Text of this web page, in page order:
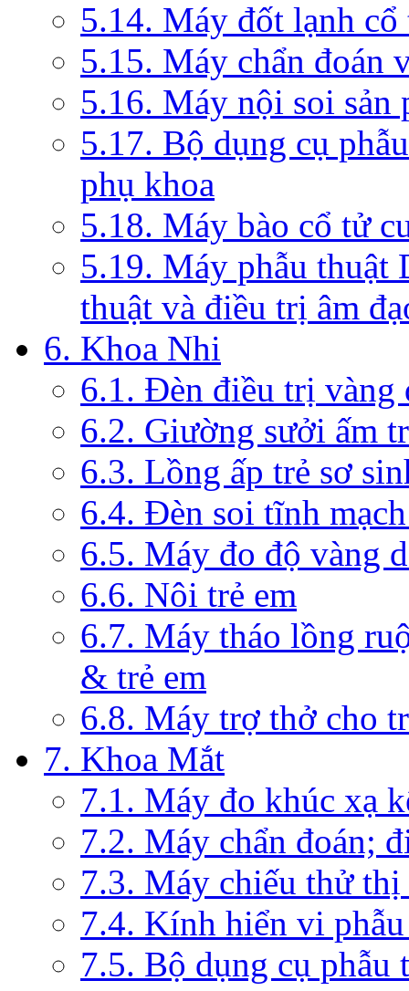
5.14. Máy đốt lạnh
5.15. Máy chẩn đoán
5.16. Máy nội soi sản
5.17. Bộ dụng cụ
phụ khoa
5.18. Máy bào cổ tử
5.19. Máy phẫu thuật
thuật và điều trị âm
6. Khoa Nhi
6.1. Đèn điều trị vàng
6.2. Giường sưởi ấm
6.3. Lồng ấp trẻ sơ
6.4. Đèn soi tĩnh
6.5. Máy đo độ vàng
6.6. Nôi trẻ em
6.7. Máy tháo lồng
& trẻ em
6.8. Máy trợ thở cho
7. Khoa Mắt
7.1. Máy đo khúc xạ
7.2. Máy chẩn đoán;
7.3. Máy chiếu thử
7.4. Kính hiển vi
7.5. Bộ dụng cụ phẫu